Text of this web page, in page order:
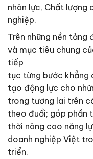
nhân lực, Chất lượng
nghiệp.
Trên những nền tảng
và mục tiêu chung
tiếp
tục từng bước khẳng
tạo động lực cho
trong tương lai trên
theo đuổi; góp phần
thời nâng cao năng
doanh nghiệp Việt
triển.